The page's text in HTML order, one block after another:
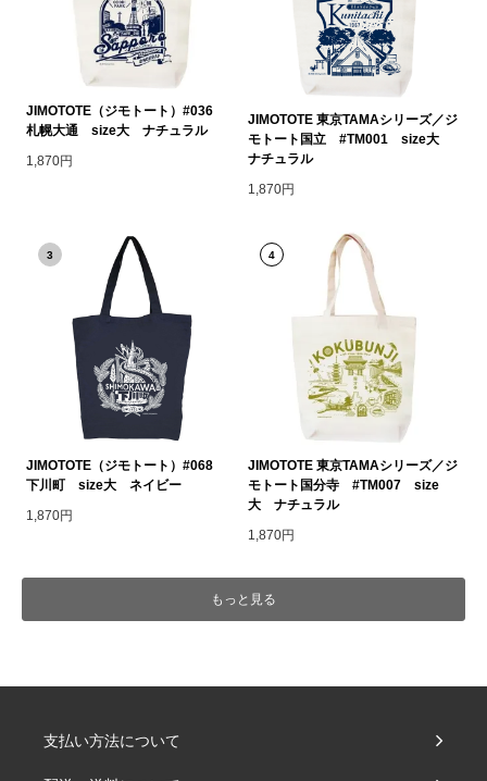
JIMOTOTE（ジモトート）#036
札幌大通 size大 ナチュラル
1,870円
JIMOTOTE 東京TAMAシリーズ／ジ
モトート国立 #TM001 size大
ナチュラル
1,870円
3
JIMOTOTE（ジモトート）#068
下川町 size大 ネイビー
1,870円
4
JIMOTOTE 東京TAMAシリーズ／ジ
モトート国分寺 #TM007 size
大 ナチュラル
1,870円
もっと見る
支払い方法について